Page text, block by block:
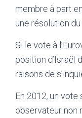
membre à part
une résolution
Si le vote à
position d’Israël
raisons de
En 2012, un
observateur non